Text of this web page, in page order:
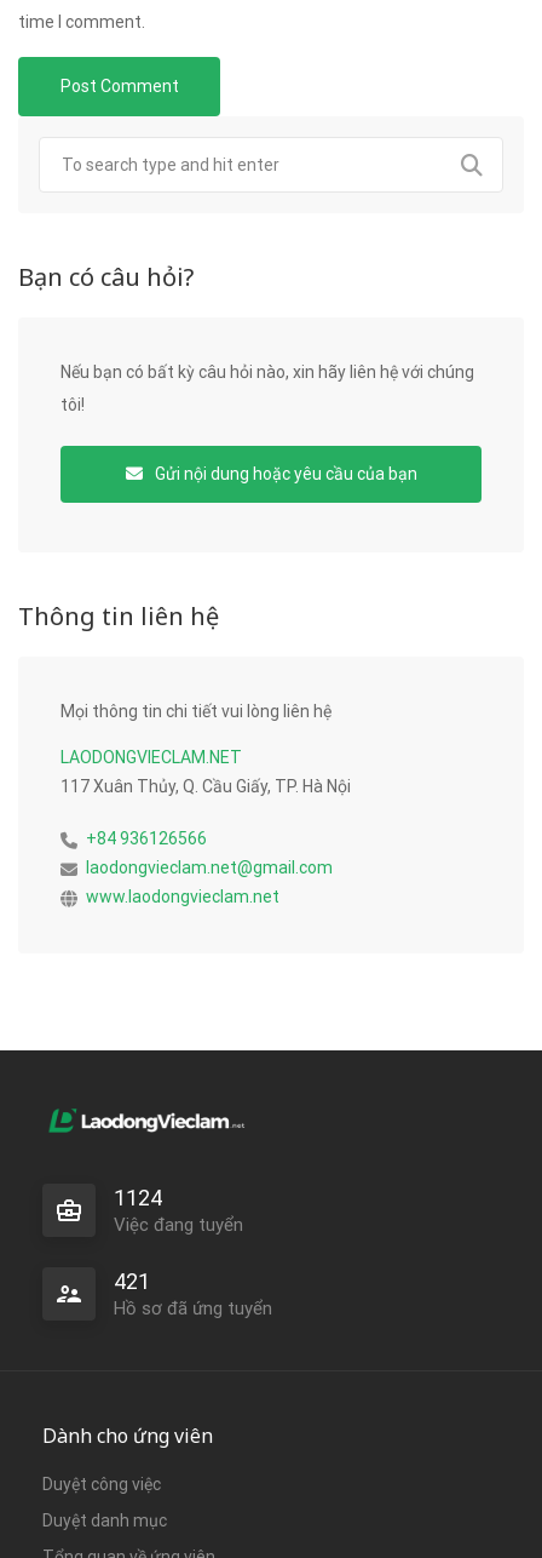
time I comment.
Bạn có câu hỏi?
Nếu bạn có bất kỳ câu hỏi nào, xin hãy liên hệ với chúng
tôi!
Gửi nội dung hoặc yêu cầu của bạn
Thông tin liên hệ
Mọi thông tin chi tiết vui lòng liên hệ
LAODONGVIECLAM.NET
117 Xuân Thủy, Q. Cầu Giấy, TP. Hà Nội
+84 936126566
laodongvieclam.net@gmail.com
www.laodongvieclam.net
1124
Việc đang tuyển
421
Hồ sơ đã ứng tuyển
Dành cho ứng viên
Duyệt công việc
Duyệt danh mục